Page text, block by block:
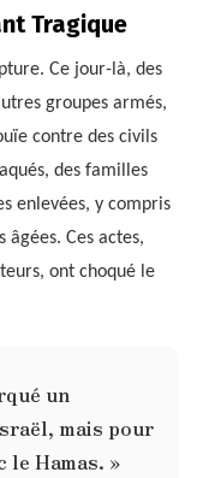
Tragique
Ce jour-là, des
groupes armés,
contre des civils
des familles
enlevées, y compris
âgées. Ces actes,
ont choqué le
un
mais pour
Hamas. »